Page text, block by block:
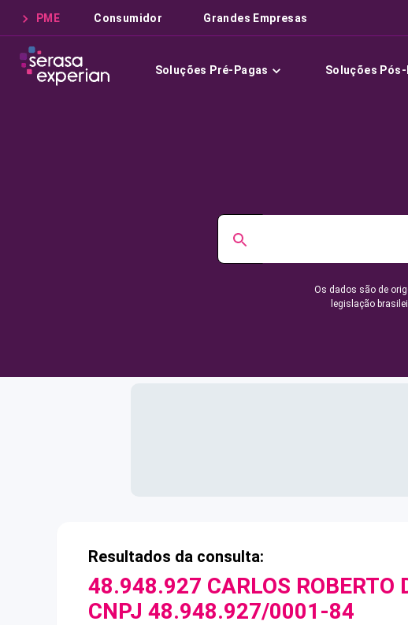
PME Consumidor Grandes Empresas
Soluções Pré-Pagas Soluções
Os dados são de
legislação
Resultados da consulta:
48.948.927 CARLOS ROBERTO
CNPJ 48.948.927/0001-84